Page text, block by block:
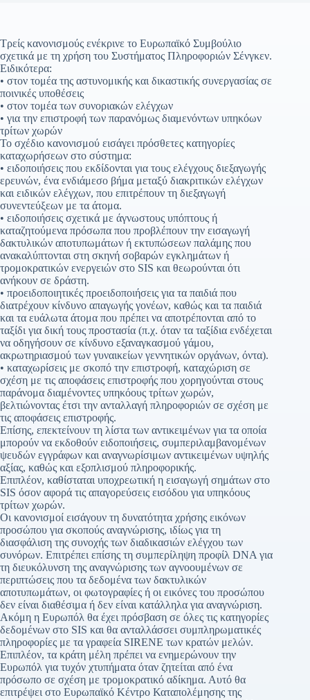
Τρείς κανονισμούς ενέκρινε το Ευρωπαϊκό Συμβούλιο
σχετικά με τη χρήση του Συστήματος Πληροφοριών Σένγκεν.
Ειδικότερα:
• στον τομέα της αστυνομικής και δικαστικής συνεργασίας σε
ποινικές υποθέσεις
• στον τομέα των συνοριακών ελέγχων
• για την επιστροφή των παρανόμως διαμενόντων υπηκόων
τρίτων χωρών
Το σχέδιο κανονισμού εισάγει πρόσθετες κατηγορίες
καταχωρήσεων στο σύστημα:
• ειδοποιήσεις που εκδίδονται για τους ελέγχους διεξαγωγής
ερευνών, ένα ενδιάμεσο βήμα μεταξύ διακριτικών ελέγχων
και ειδικών ελέγχων, που επιτρέπουν τη διεξαγωγή
συνεντεύξεων με τα άτομα.
• ειδοποιήσεις σχετικά με άγνωστους υπόπτους ή
καταζητούμενα πρόσωπα που προβλέπουν την εισαγωγή
δακτυλικών αποτυπωμάτων ή εκτυπώσεων παλάμης που
ανακαλύπτονται στη σκηνή σοβαρών εγκλημάτων ή
τρομοκρατικών ενεργειών στο SIS και θεωρούνται ότι
ανήκουν σε δράστη.
• προειδοποιητικές προειδοποιήσεις για τα παιδιά που
διατρέχουν κίνδυνο απαγωγής γονέων, καθώς και τα παιδιά
και τα ευάλωτα άτομα που πρέπει να αποτρέπονται από το
ταξίδι για δική τους προστασία (π.χ. όταν τα ταξίδια ενδέχεται
να οδηγήσουν σε κίνδυνο εξαναγκασμού γάμου,
ακρωτηριασμού των γυναικείων γεννητικών οργάνων, όντα).
• καταχωρίσεις με σκοπό την επιστροφή, καταχώριση σε
σχέση με τις αποφάσεις επιστροφής που χορηγούνται στους
παράνομα διαμένοντες υπηκόους τρίτων χωρών,
βελτιώνοντας έτσι την ανταλλαγή πληροφοριών σε σχέση με
τις αποφάσεις επιστροφής.
Επίσης, επεκτείνουν τη λίστα των αντικειμένων για τα οποία
μπορούν να εκδοθούν ειδοποιήσεις, συμπεριλαμβανομένων
ψευδών εγγράφων και αναγνωρίσιμων αντικειμένων υψηλής
αξίας, καθώς και εξοπλισμού πληροφορικής.
Επιπλέον, καθίσταται υποχρεωτική η εισαγωγή σημάτων στο
SIS όσον αφορά τις απαγορεύσεις εισόδου για υπηκόους
τρίτων χωρών.
Οι κανονισμοί εισάγουν τη δυνατότητα χρήσης εικόνων
προσώπου για σκοπούς αναγνώρισης, ιδίως για τη
διασφάλιση της συνοχής των διαδικασιών ελέγχου των
συνόρων. Επιτρέπει επίσης τη συμπερίληψη προφίλ DNA για
τη διευκόλυνση της αναγνώρισης των αγνοουμένων σε
περιπτώσεις που τα δεδομένα των δακτυλικών
αποτυπωμάτων, οι φωτογραφίες ή οι εικόνες του προσώπου
δεν είναι διαθέσιμα ή δεν είναι κατάλληλα για αναγνώριση.
Ακόμη η Ευρωπόλ θα έχει πρόσβαση σε όλες τις κατηγορίες
δεδομένων στο SIS και θα ανταλλάσσει συμπληρωματικές
πληροφορίες με τα γραφεία SIRENE των κρατών μελών.
Επιπλέον, τα κράτη μέλη πρέπει να ενημερώνουν την
Ευρωπόλ για τυχόν χτυπήματα όταν ζητείται από ένα
πρόσωπο σε σχέση με τρομοκρατικό αδίκημα. Αυτό θα
επιτρέψει στο Ευρωπαϊκό Κέντρο Καταπολέμησης της